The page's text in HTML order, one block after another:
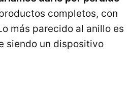
completos, con
más parecido al anillo es
siendo un dispositivo